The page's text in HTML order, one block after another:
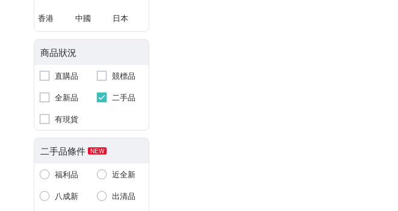
香港 中國 日本
商品狀況
直購品
競標品
全新品
二手品
有現貨
二手品條件 NEW
福利品
近全新
八成新
出清品